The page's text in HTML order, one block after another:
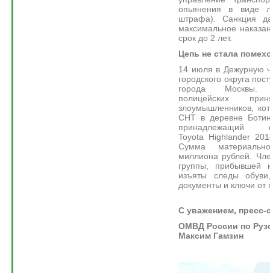
опьянения в виде
штрафа). Санкция
максимальное
срок до 2 лет.
Цепь не стала
14 июля в Дежурную
городского округа
города Москвы.
полицейских
злоумышленников,
СНТ в деревне
Toyota Highlander
Сумма
миллиона рублей.
группы, прибывшей
изъяты следы
документы и ключи от
С уважением, пресс-
ОМВД России по
Максим Гамзин